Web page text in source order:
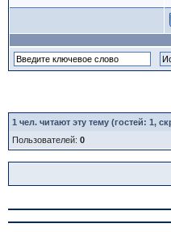
1 чел. читают эту тему (гостей: 1,
Пользователей: 0